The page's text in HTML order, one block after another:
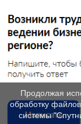
Продолжая
обработку
системы